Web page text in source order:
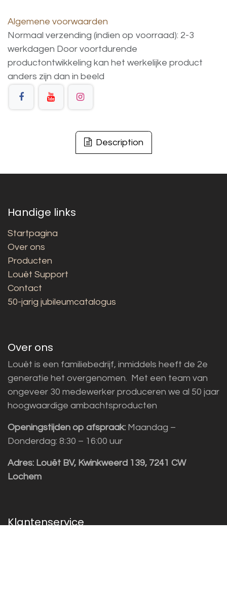
Algemene voorwaarden
Normaal verzending (indien op voorraad): 2-3
werkdagen Door voortdurende
productontwikkeling kan het werkelijke product
anders zijn dan in beeld
Description
Handige links
Startpagina
Over ons
Producten
Louët Support
Contact
50-jarig jubileumcatalogus
Over ons
Louët is een familiebedrijf, inmiddels heeft de 2e
generatie het overgenomen. Met een team van
ongeveer 30 medewerker produceren we al 50 jaar
hoogwaardige ambachtsproducten
Openingstijden op afspraak: Maandag –
Donderdag: 8:30 – 16:00 uur
Adres: Louët BV, Kwinkweerd 139, 7241 CW
Lochem
Klantenservice